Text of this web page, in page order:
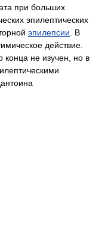
при больших
эпилептических
эпилепсии . В
действие.
конца не изучен, но в